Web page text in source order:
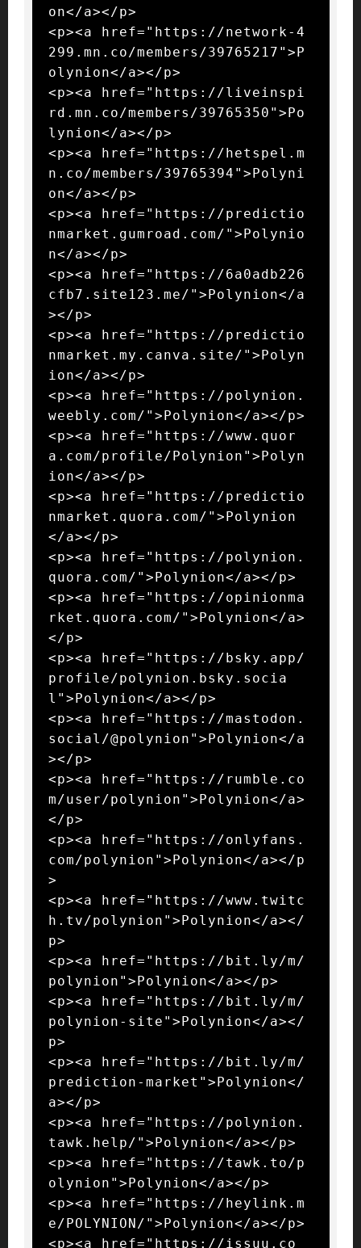
on</a></p>
<p><a href="https://network-4
299.mn.co/members/39765217">P
olynion</a></p>
<p><a href="https://liveinspi
rd.mn.co/members/39765350">Po
lynion</a></p>
<p><a href="https://hetspel.m
n.co/members/39765394">Polyni
on</a></p>
<p><a href="https://predictio
nmarket.gumroad.com/">Polynio
n</a></p>
<p><a href="https://6a0adb226
cfb7.site123.me/">Polynion</a
></p>
<p><a href="https://predictio
nmarket.my.canva.site/">Polyn
ion</a></p>
<p><a href="https://polynion.
weebly.com/">Polynion</a></p>
<p><a href="https://www.quor
a.com/profile/Polynion">Polyn
ion</a></p>
<p><a href="https://predictio
nmarket.quora.com/">Polynion
</a></p>
<p><a href="https://polynion.
quora.com/">Polynion</a></p>
<p><a href="https://opinionma
rket.quora.com/">Polynion</a>
</p>
<p><a href="https://bsky.app/
profile/polynion.bsky.socia
l">Polynion</a></p>
<p><a href="https://mastodon.
social/@polynion">Polynion</a
></p>
<p><a href="https://rumble.co
m/user/polynion">Polynion</a>
</p>
<p><a href="https://onlyfans.
com/polynion">Polynion</a></p
>
<p><a href="https://www.twitc
h.tv/polynion">Polynion</a></
p>
<p><a href="https://bit.ly/m/
polynion">Polynion</a></p>
<p><a href="https://bit.ly/m/
polynion-site">Polynion</a></
p>
<p><a href="https://bit.ly/m/
prediction-market">Polynion</
a></p>
<p><a href="https://polynion.
tawk.help/">Polynion</a></p>
<p><a href="https://tawk.to/p
olynion">Polynion</a></p>
<p><a href="https://heylink.m
e/POLYNION/">Polynion</a></p>
<p><a href="https://issuu.co